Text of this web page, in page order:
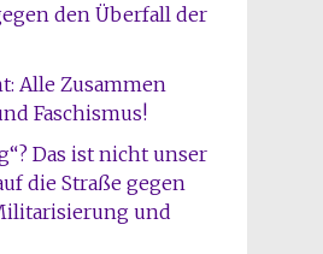
den Überfall der
Alle Zusammen
Faschismus!
Das ist nicht unser
die Straße gegen
und